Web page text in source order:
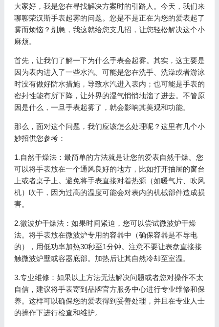
大家好，我是您在寻找解决方案时的引路人。今天，我们来
聊聊荣汉斯手表起雾的问题。您是不是正在为您的爱表起了
雾而烦恼？别急，我这就给您支几招，让您轻松解决这个小
麻烦。
首先，让我们了解一下为什么手表会起雾。其实，这主要是
因为表内进入了一些水汽。可能是您在洗手、洗澡或者游泳
时没有做好防水措施，导致水汽进入表内；也可能是手表的
密封性能有所下降，让外界的湿气悄悄地溜了进去。不管原
因是什么，一旦手表起雾了，就会影响其美观和功能。
那么，面对这个问题，我们应该怎么处理呢？这里有几个小
妙招供您参考：
1.自然干燥法：最简单的方法就是让您的爱表自然干燥。您
可以将手表放在一个通风良好的地方，比如打开抽屉的窗台
上或者桌子上。避免将手表直接对着热源（如暖气片、吹风
机）吹干，因为过高的温度可能会对表内的机械部件造成损
害。
2.微波炉干燥法：如果时间紧迫，您可以尝试微波炉干燥
法。将手表放在微波炉专用的容器中（确保容器是不导电
的），用低功率加热30秒至1分钟。注意不要让表盘直接接
触微波炉壁或容器底部。加热后让其自然冷却至室温。
3.专业维修：如果以上方法无法解决问题或者您对操作不太
自信，建议将手表寄到品牌官方服务中心进行专业维修和保
养。这样可以确保您的爱表得到妥善处理，并且在专业人士
的操作下进行检查和维护。